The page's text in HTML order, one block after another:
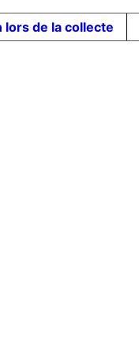
lors de la collecte